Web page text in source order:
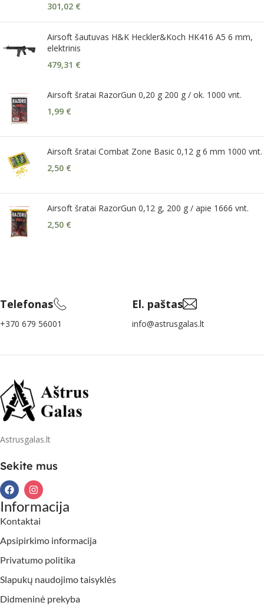
301,02 €
Airsoft šautuvas H&K Heckler&Koch HK416 A5 6 mm,
elektrinis
479,31 €
Airsoft šratai RazorGun 0,20 g 200 g / ok. 1000 vnt.
1,99 €
Airsoft šratai Combat Zone Basic 0,12 g 6 mm 1000 vnt.
2,50 €
Airsoft šratai RazorGun 0,12 g, 200 g / apie 1666 vnt.
2,50 €
Telefonas
+370 679 56001
El. paštas
info@astrusgalas.lt
Astrusgalas.lt
Sekite mus
Informacija
Kontaktai
Apsipirkimo informacija
Privatumo politika
Slapukų naudojimo taisyklės
Didmeninė prekyba